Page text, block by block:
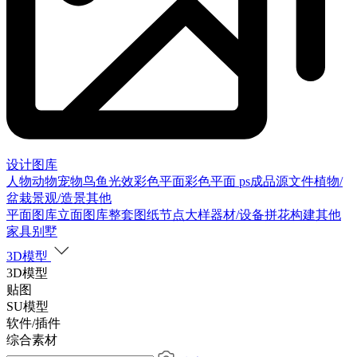
设计图库
人物动物宠物鸟鱼光效彩色平面彩色平面 ps成品源文件植物/
盆栽景观/造景其他
平面图库立面图库整套图纸节点大样器材/设备拼花构建其他
家具别墅
3D模型
3D模型
贴图
SU模型
软件/插件
综合素材